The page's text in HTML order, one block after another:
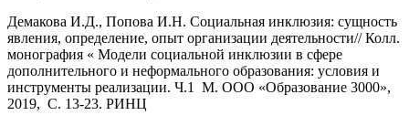
Демакова И.Д., Попова И.Н. Социальная инклюзия: сущность
явления, определение, опыт организации деятельности// Колл.
монография « Модели социальной инклюзии в сфере
дополнительного и неформального образования: условия и
инструменты реализации. Ч.1 М. ООО «Образование 3000»,
2019, С. 13-23. РИНЦ